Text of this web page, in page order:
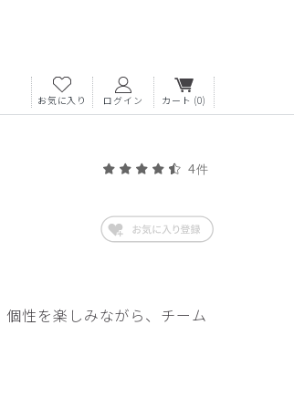
お気に入り ログイン カート (0)
4件
性を楽しみながら、チーム